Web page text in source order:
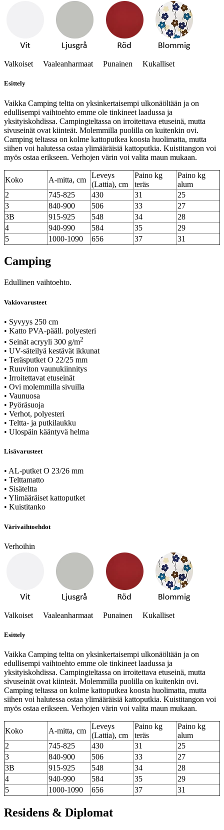
Valkoiset Vaaleanharmaat Punainen Kukalliset
Esittely
Vaikka Camping teltta on yksinkertaisempi ulkonäöltään ja on
edullisempi vaihtoehto emme ole tinkineet laadussa ja
yksityiskohdissa. Campingteltassa on irroitettava etuseinä, mutta
sivuseinät ovat kiinteät. Molemmilla puolilla on kuitenkin ovi.
Camping teltassa on kolme kattoputkea koosta huolimatta, mutta
siihen voi halutessa ostaa ylimääräisiä kattoputkia. Kuistitangon voi
myös ostaa erikseen. Verhojen värin voi valita maun mukaan.
Koko A-mitta, cm
Leveys
(Lattia), cm
Paino kg
teräs
Paino kg
alum
2
745-825 430 31
25
3
840-900 506 33
27
3B
915-925 548 34
28
4
940-990 584 35
29
5
1000-1090 656 37 31
Camping
Edullinen vaihtoehto.
Vakiovarusteet
• Syvyys 250 cm
• Katto PVA-pääll. polyesteri
• Seinät acryyli 300 g/m2
• UV-säteilyä kestävät ikkunat
• Teräsputket O 22/25 mm
• Ruuviton vaunukiinnitys
• Irroitettavat etuseinät
• Ovi molemmilla sivuilla
• Vaunuosa
• Pyöräsuoja
• Verhot, polyesteri
• Teltta- ja putkilaukku
• Ulospäin kääntyvä helma
Lisävarusteet
• AL-putket O 23/26 mm
• Telttamatto
• Sisäteltta
• Ylimääräiset kattoputket
• Kuistitanko
Värivaihtoehdot
Verhoihin
Valkoiset Vaaleanharmaat Punainen Kukalliset
Esittely
Vaikka Camping teltta on yksinkertaisempi ulkonäöltään ja on
edullisempi vaihtoehto emme ole tinkineet laadussa ja
yksityiskohdissa. Campingteltassa on irroitettava etuseinä, mutta
sivuseinät ovat kiinteät. Molemmilla puolilla on kuitenkin ovi.
Camping teltassa on kolme kattoputkea koosta huolimatta, mutta
siihen voi halutessa ostaa ylimääräisiä kattoputkia. Kuistitangon voi
myös ostaa erikseen. Verhojen värin voi valita maun mukaan.
Koko A-mitta, cm
Leveys
(Lattia), cm
Paino kg
teräs
Paino kg
alum
2
745-825 430 31
25
3
840-900 506 33
27
3B
915-925 548 34
28
4
940-990 584 35
29
5
1000-1090 656 37 31
Residens & Diplomat